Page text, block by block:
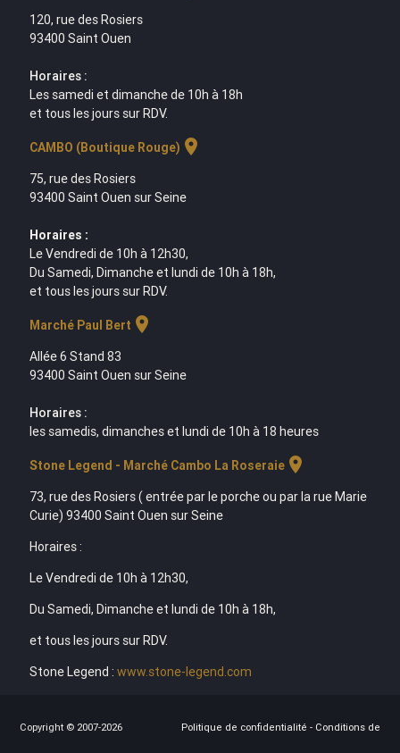
120, rue des Rosiers
93400 Saint Ouen
Horaires :
Les samedi et dimanche de 10h à 18h
et tous les jours sur RDV.
CAMBO (Boutique Rouge) location_on
75, rue des Rosiers
93400 Saint Ouen sur Seine
Horaires :
Le Vendredi de 10h à 12h30,
Du Samedi, Dimanche et lundi de 10h à 18h,
et tous les jours sur RDV.
Marché Paul Bert location_on
Allée 6 Stand 83
93400 Saint Ouen sur Seine
Horaires :
les samedis, dimanches et lundi de 10h à 18 heures
Stone Legend - Marché Cambo La Roseraielocation_on
73, rue des Rosiers ( entrée par le porche ou par la rue Marie
Curie) 93400 Saint Ouen sur Seine
Horaires :
Le Vendredi de 10h à 12h30,
Du Samedi, Dimanche et lundi de 10h à 18h,
et tous les jours sur RDV.
Stone Legend : www.stone-legend.com
Copyright © 2007-2026 Politique de confidentialité - Conditions de